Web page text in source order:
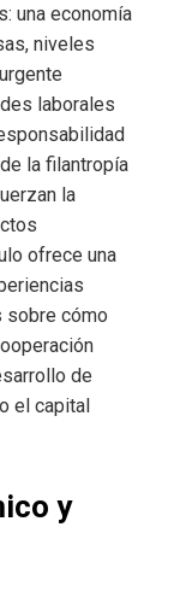
una economía
niveles
laborales
la filantropía
la
ofrece una
sobre cómo
de
el capital
y